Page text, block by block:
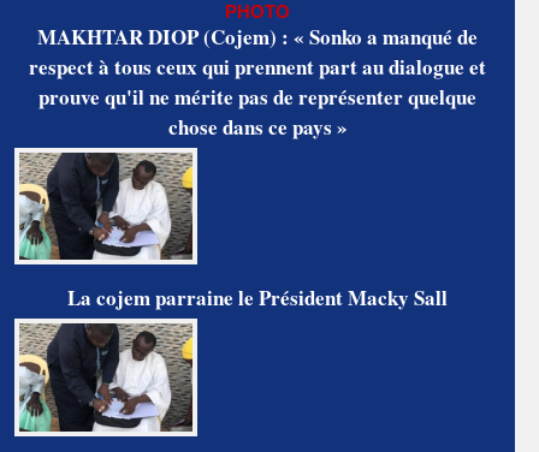
PHOTO
MAKHTAR DIOP (Cojem) : « Sonko a manqué de
respect à tous ceux qui prennent part au dialogue et
prouve qu'il ne mérite pas de représenter quelque
chose dans ce pays »
La cojem parraine le Président Macky Sall